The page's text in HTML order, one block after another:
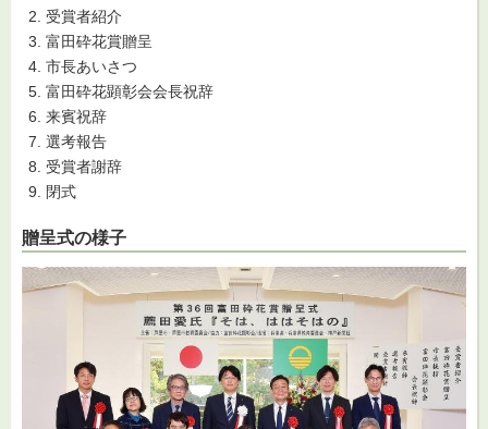
受賞者紹介
富田砕花賞贈呈
市長あいさつ
富田砕花顕彰会会長祝辞
来賓祝辞
選考報告
受賞者謝辞
閉式
贈呈式の様子